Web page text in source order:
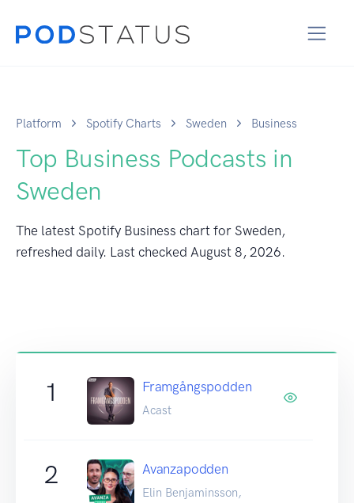
Platform Spotify Charts Sweden Business
Top Business Podcasts in
Sweden
The latest Spotify Business chart for Sweden,
refreshed daily. Last checked August 8, 2026.
1 Framgångspodden
Acast
2 Avanzapodden
Elin Benjaminsson,